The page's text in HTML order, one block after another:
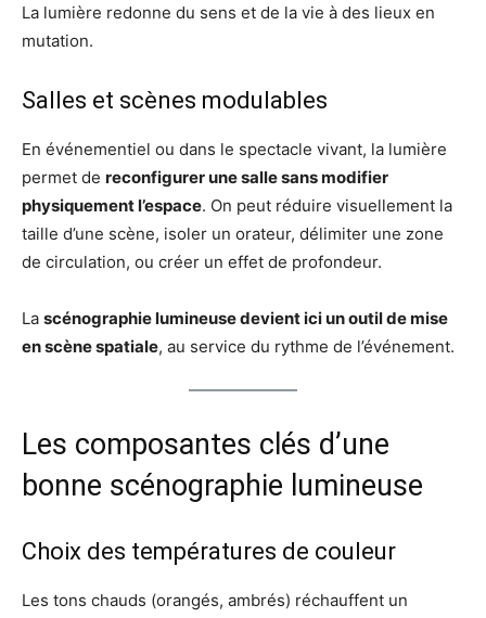
La lumière redonne du sens et de la vie à des lieux en
mutation.
Salles et scènes modulables
En événementiel ou dans le spectacle vivant, la lumière
permet de reconfigurer une salle sans modifier
physiquement l’espace. On peut réduire visuellement la
taille d’une scène, isoler un orateur, délimiter une zone
de circulation, ou créer un effet de profondeur.
La scénographie lumineuse devient ici un outil de mise
en scène spatiale, au service du rythme de l’événement.
Les composantes clés d’une
bonne scénographie lumineuse
Choix des températures de couleur
Les tons chauds (orangés, ambrés) réchauffent un